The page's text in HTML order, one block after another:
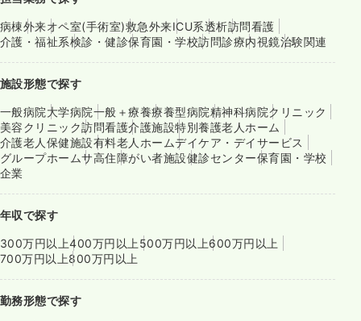
病棟外来オペ室(手術室)救急外来ICU系透析訪問看護
介護・福祉系検診・健診保育園・学校訪問診療内視鏡治験関連
施設形態で探す
一般病院大学病院一般＋療養療養型病院精神科病院クリニック
美容クリニック訪問看護介護施設特別養護老人ホーム
介護老人保健施設有料老人ホームデイケア・デイサービス
グループホームサ高住障がい者施設健診センター保育園・学校
企業
年収で探す
300万円以上400万円以上 500万円以上600万円以上
700万円以上800万円以上
勤務形態で探す